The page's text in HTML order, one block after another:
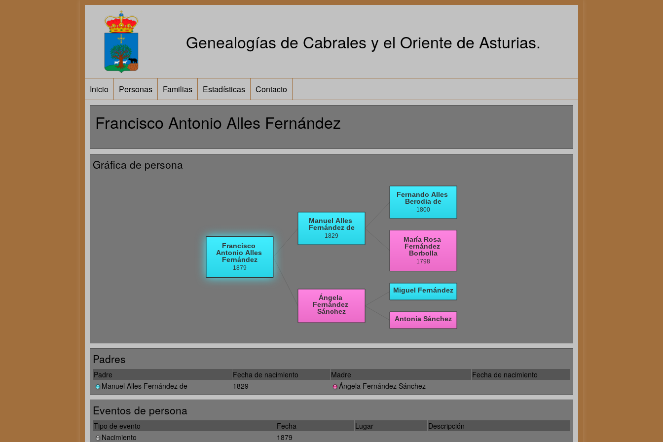
Genealogías de Cabrales y el Oriente de Asturias.
Inicio Personas Familias Estadísticas Contacto
Francisco Antonio Alles Fernández
Gráfica de persona
Padres
Padre Fecha de nacimiento Madre
Fecha de nacimiento
Manuel Alles Fernández de
1829 Ángela Fernández Sánchez
Eventos de persona
Tipo de evento Fecha Lugar
Descripción
Nacimiento
1879